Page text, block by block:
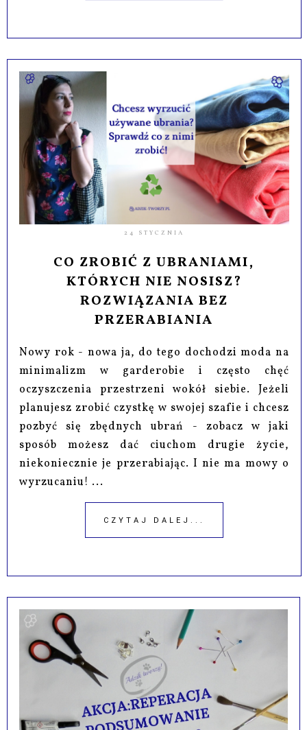
24 STYCZNIA
CO ZROBIĆ Z UBRANIAMI,
KTÓRYCH NIE NOSISZ?
ROZWIĄZANIA BEZ
PRZERABIANIA
Nowy rok - nowa ja, do tego dochodzi moda na
minimalizm w garderobie i często chęć
oczyszczenia przestrzeni wokół siebie. Jeżeli
planujesz zrobić czystkę w swojej szafie i chcesz
pozbyć się zbędnych ubrań - zobacz w jaki
sposób możesz dać ciuchom drugie życie,
niekoniecznie je przerabiając. I nie ma mowy o
wyrzucaniu! ...
CZYTAJ DALEJ...